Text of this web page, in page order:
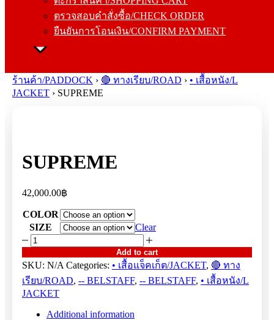
ตรวจสอบคำสั่งซื้อ/CHECK ORDER
ยืนยันการโอนเงิน/CONFIRM PAYMENT
ยืนยันการโอนเงิน/CONFIRM PAYMENT
ร้านค้า/PADDOCK › 🔴 ทางเรียบ/ROAD › • เสื้อหนัง/L
JACKET › SUPREME
SUPREME
42,000.00฿
COLOR
SIZE
Clear
SUPREME
quantity
Add to cart
SKU: N/A Categories: • เสื้อแจ็คเก็ต/JACKET, 🔴 ทาง
เรียบ/ROAD, -- BELSTAFF, -- BELSTAFF, • เสื้อหนัง/L
JACKET
Additional information